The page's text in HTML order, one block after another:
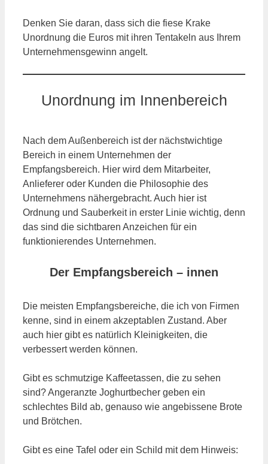
Denken Sie daran, dass sich die fiese Krake
Unordnung die Euros mit ihren Tentakeln aus Ihrem
Unternehmensgewinn angelt.
Unordnung im Innenbereich
Nach dem Außenbereich ist der nächstwichtige
Bereich in einem Unternehmen der
Empfangsbereich. Hier wird dem Mitarbeiter,
Anlieferer oder Kunden die Philosophie des
Unternehmens nähergebracht. Auch hier ist
Ordnung und Sauberkeit in erster Linie wichtig, denn
das sind die sichtbaren Anzeichen für ein
funktionierendes Unternehmen.
Der Empfangsbereich – innen
Die meisten Empfangsbereiche, die ich von Firmen
kenne, sind in einem akzeptablen Zustand. Aber
auch hier gibt es natürlich Kleinigkeiten, die
verbessert werden können.
Gibt es schmutzige Kaffeetassen, die zu sehen
sind? Angeranzte Joghurtbecher geben ein
schlechtes Bild ab, genauso wie angebissene Brote
und Brötchen.
Gibt es eine Tafel oder ein Schild mit dem Hinweis: